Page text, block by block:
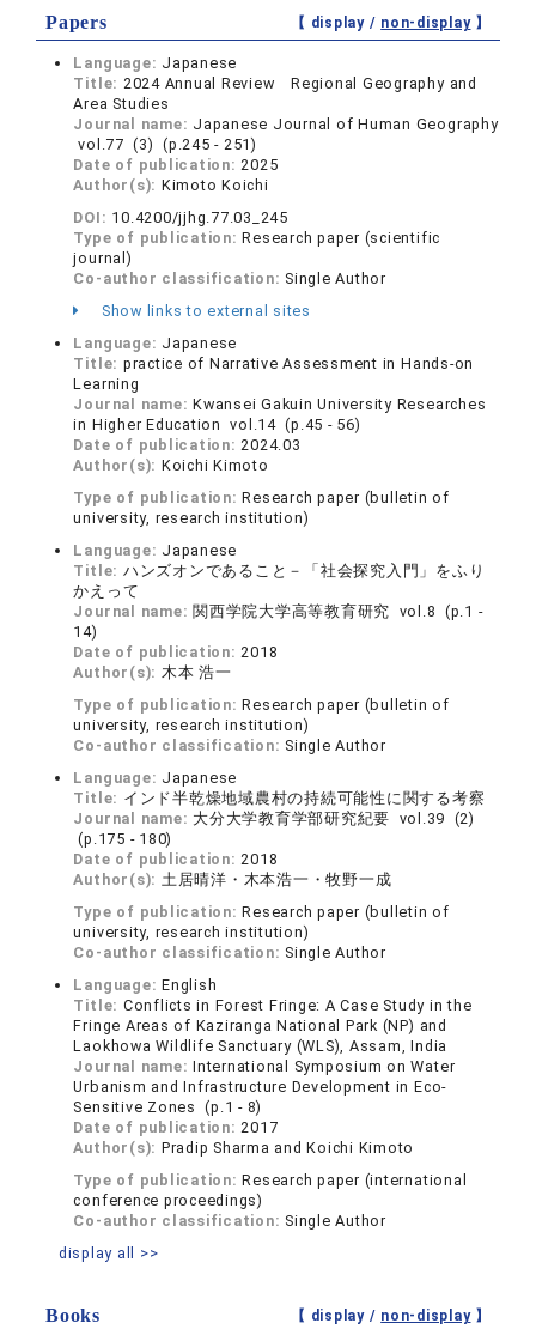
Papers 【 display / non-display】
Language: Japanese
Title: 2024 Annual Review Regional Geography and
Area Studies
Journal name: Japanese Journal of Human Geography
vol.77 (3) (p.245 - 251)
Date of publication:2025
Author(s): Kimoto Koichi
DOI: 10.4200/jjhg.77.03_245
Type of publication:Research paper (scientific
journal)
Co-author classification: Single Author
Show links to external sites
Language: Japanese
Title: practice of Narrative Assessment in Hands-on
Learning
Journal name:Kwansei Gakuin University Researches
in Higher Education vol.14 (p.45 - 56)
Date of publication:2024.03
Author(s): Koichi Kimoto
Type of publication:Research paper (bulletin of
university, research institution)
Language: Japanese
Title: ハンズオンであること－「社会探究入門」をふり
かえって
Journal name: 関西学院大学高等教育研究 vol.8 (p.1 -
14)
Date of publication:2018
Author(s): 木本 浩一
Type of publication:Research paper (bulletin of
university, research institution)
Co-author classification: Single Author
Language: Japanese
Title: インド半乾燥地域農村の持続可能性に関する考察
Journal name: 大分大学教育学部研究紀要 vol.39 (2)
(p.175 - 180)
Date of publication:2018
Author(s): 土居晴洋・木本浩一・牧野一成
Type of publication:Research paper (bulletin of
university, research institution)
Co-author classification: Single Author
Language:English
Title: Conflicts in Forest Fringe: A Case Study in the
Fringe Areas of Kaziranga National Park (NP) and
Laokhowa Wildlife Sanctuary (WLS), Assam, India
Journal name:International Symposium on Water
Urbanism and Infrastructure Development in Eco-
Sensitive Zones (p.1 - 8)
Date of publication:2017
Author(s): Pradip Sharma and Koichi Kimoto
Type of publication:Research paper (international
conference proceedings)
Co-author classification: Single Author
display all >>
Books 【 display / non-display】